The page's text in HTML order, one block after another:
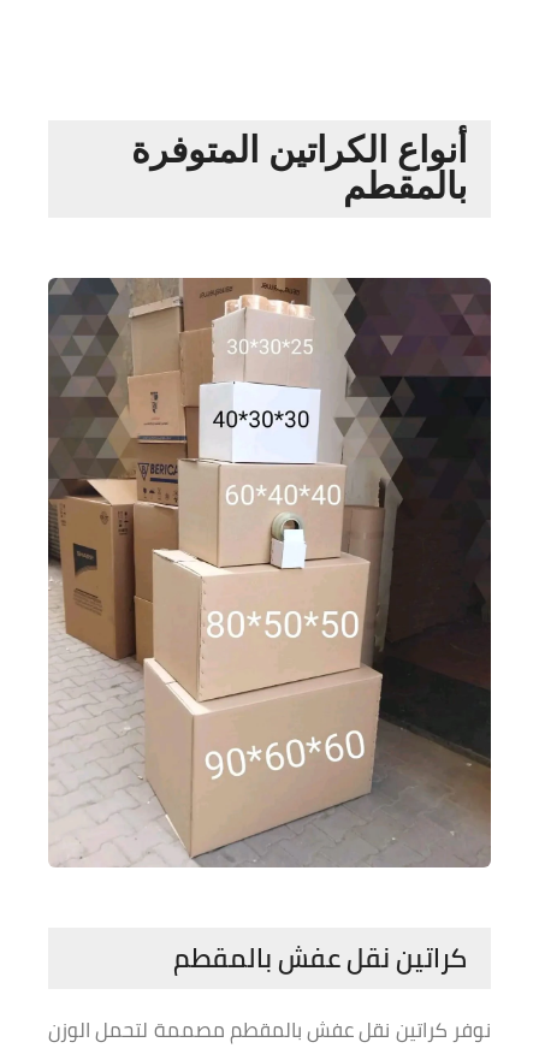
أنواع الكراتين المتوفرة
بالمقطم
كراتين نقل عفش بالمقطم
نوفر كراتين نقل عفش بالمقطم مصممة لتحمل الوزن